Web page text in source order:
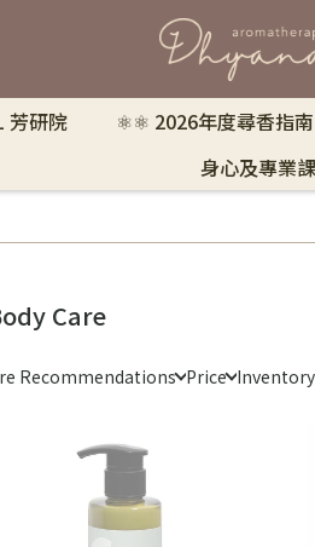
芳研院 ⚛︎⚛︎ 2026年度尋香指
身心及專業
Care
Recommendations Price